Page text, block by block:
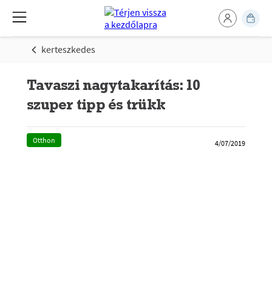
kerteszkedes
Tavaszi nagytakarítás: 10
szuper tipp és trükk
Otthon 4/07/2019